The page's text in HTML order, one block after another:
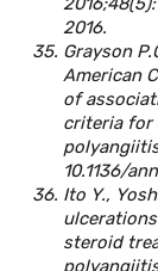
2016.
Grayson
American
of
criteria for
10.1136/
Ito Y.,
steroid